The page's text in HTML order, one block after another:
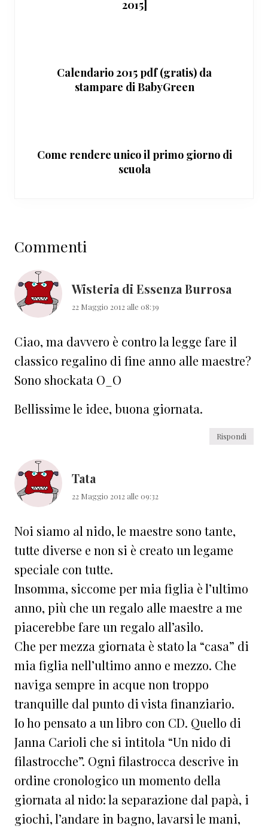
2015]
Calendario 2015 pdf (gratis) da
stampare di BabyGreen
Come rendere unico il primo giorno di
scuola
del
lettore
Commenti
Wisteria di Essenza Burrosa
22 Maggio 2012 alle 08:39
Ciao, ma davvero è contro la legge fare il
classico regalino di fine anno alle maestre?
Sono shockata O_O
Bellissime le idee, buona giornata.
Rispondi
Tata
22 Maggio 2012 alle 09:32
Noi siamo al nido, le maestre sono tante,
tutte diverse e non si è creato un legame
speciale con tutte.
Insomma, siccome per mia figlia è l’ultimo
anno, più che un regalo alle maestre a me
piacerebbe fare un regalo all’asilo.
Che per mezza giornata è stato la “casa” di
mia figlia nell’ultimo anno e mezzo. Che
naviga sempre in acque non troppo
tranquille dal punto di vista finanziario.
Io ho pensato a un libro con CD. Quello di
Janna Carioli che si intitola “Un nido di
filastrocche”. Ogni filastrocca descrive in
ordine cronologico un momento della
giornata al nido: la separazione dal papà, i
giochi, l’andare in bagno, lavarsi le mani,